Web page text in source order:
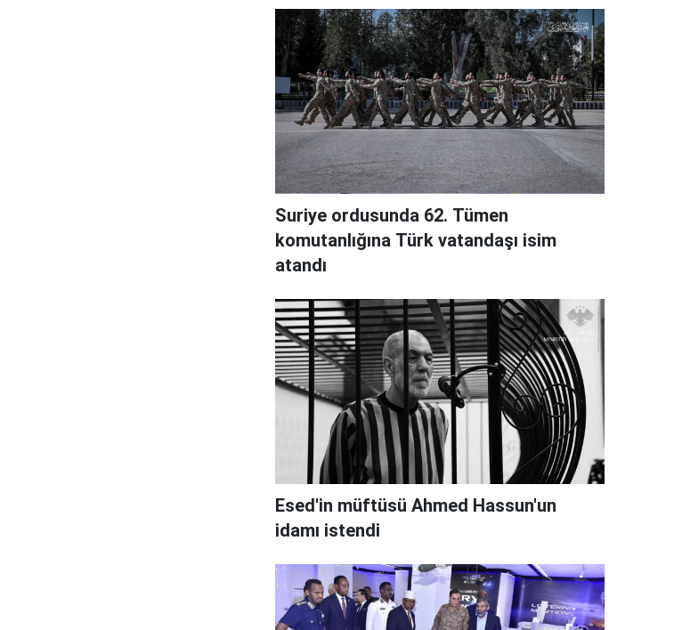
Suriye ordusunda 62. Tümen
komutanlığına Türk vatandaşı isim
atandı
Esed'in müftüsü Ahmed Hassun'un
idamı istendi